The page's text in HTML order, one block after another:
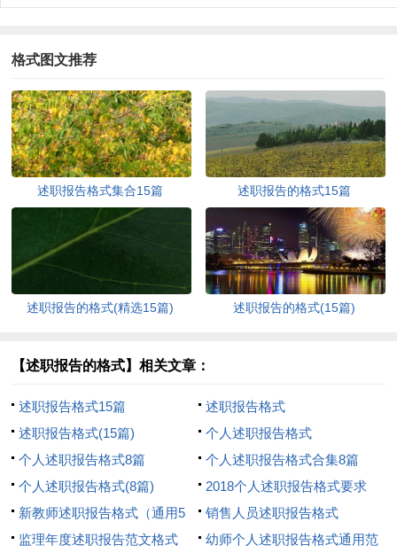
格式图文推荐
述职报告格式集合15篇 述职报告的格式15篇
述职报告的格式(精选15篇) 述职报告的格式(15篇)
【述职报告的格式】相关文章：
述职报告格式15篇
述职报告格式
述职报告格式(15篇)
个人述职报告格式
个人述职报告格式8篇
个人述职报告格式合集8篇
个人述职报告格式(8篇)
2018个人述职报告格式要求
新教师述职报告格式（通用5
篇）
销售人员述职报告格式
监理年度述职报告范文格式
幼师个人述职报告格式通用范